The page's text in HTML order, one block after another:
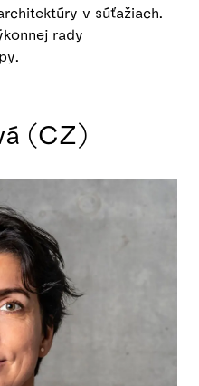
v súťažiach.
rady
(CZ)